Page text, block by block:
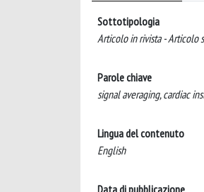
Sottotipologia
Articolo in rivista - Articolo
Parole chiave
signal averaging, cardiac
Lingua del contenuto
English
Data di pubblicazione